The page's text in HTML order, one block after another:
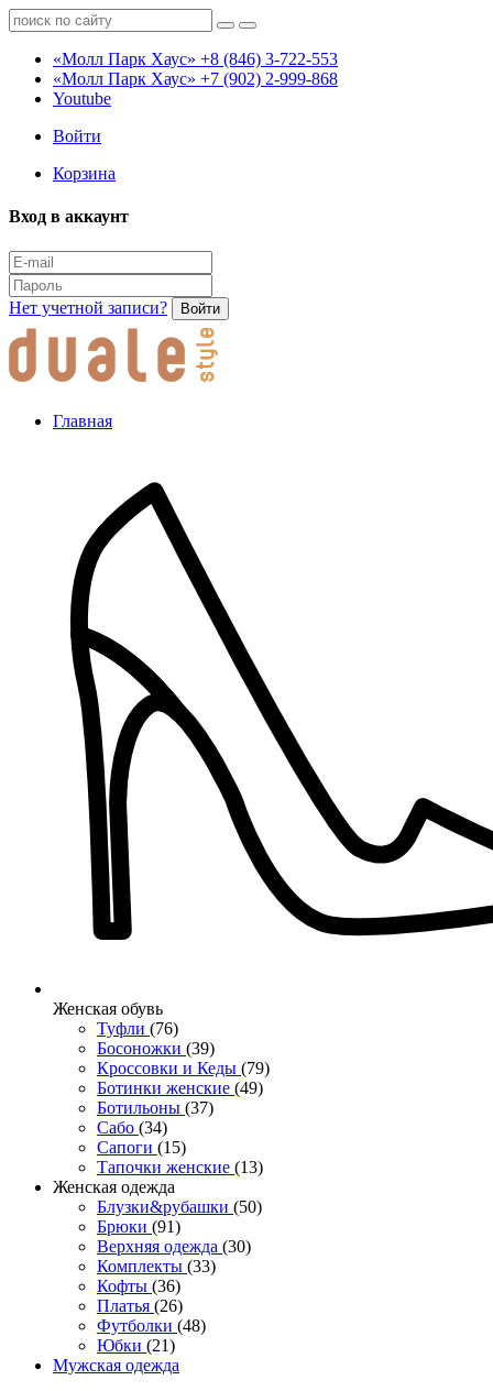
«Молл Парк Хаус» +8 (846) 3-722-553
«Молл Парк Хаус» +7 (902) 2-999-868
Youtube
Войти
Корзина
Вход в аккаунт
Нет учетной записи? Войти
Главная
Женcкая обувь
Туфли (76)
Босоножки (39)
Кроссовки и Кеды (79)
Ботинки женские (49)
Ботильоны (37)
Сабо (34)
Сапоги (15)
Тапочки женские (13)
Женская одежда
Блузки&рубашки (50)
Брюки (91)
Верхняя одежда (30)
Комплекты (33)
Кофты (36)
Платья (26)
Футболки (48)
Юбки (21)
Мужская одежда